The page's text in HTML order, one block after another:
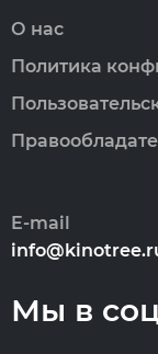
О нас
Политика
E-mail
Мы в